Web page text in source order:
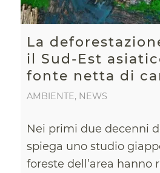
La
il Sud-Est
fonte netta di
AMBIENTE, NEWS
Nei primi due decenni
spiega uno studio
foreste dell’area hanno